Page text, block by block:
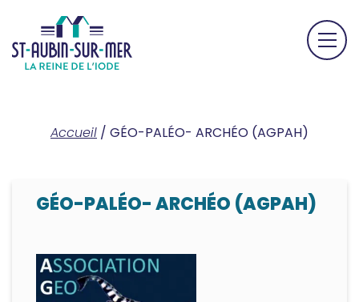
Accueil / GÉO-PALÉO- ARCHÉO (AGPAH)
GÉO-PALÉO- ARCHÉO (AGPAH)